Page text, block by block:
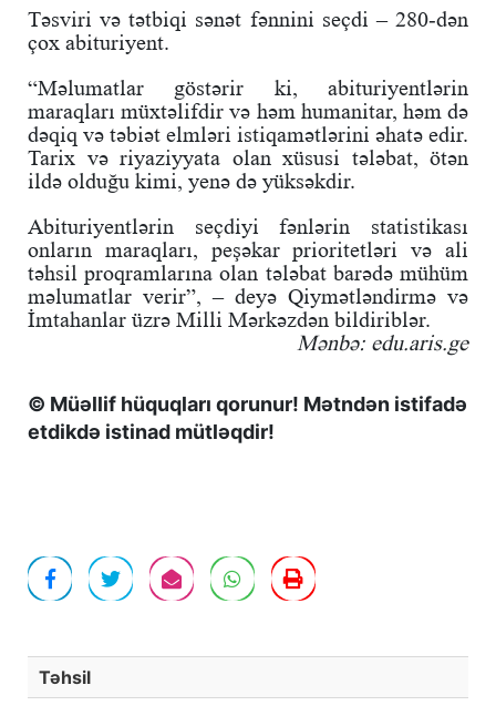
Təsviri və tətbiqi sənət fənnini seçdi – 280-dən
çox abituriyent.
“Məlumatlar göstərir ki, abituriyentlərin
maraqları müxtəlifdir və həm humanitar, həm də
dəqiq və təbiət elmləri istiqamətlərini əhatə edir.
Tarix və riyaziyyata olan xüsusi tələbat, ötən
ildə olduğu kimi, yenə də yüksəkdir.
Abituriyentlərin seçdiyi fənlərin statistikası
onların maraqları, peşəkar prioritetləri və ali
təhsil proqramlarına olan tələbat barədə mühüm
məlumatlar verir”, – deyə Qiymətləndirmə və
İmtahanlar üzrə Milli Mərkəzdən bildiriblər.
Mənbə: edu.aris.ge
© Müəllif hüquqları qorunur! Mətndən istifadə
etdikdə istinad mütləqdir!
Təhsil